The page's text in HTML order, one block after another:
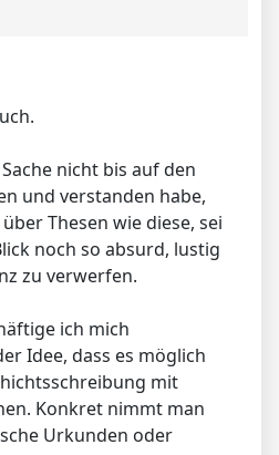
nicht bis auf den
und verstanden habe,
Thesen wie diese, sei
noch so absurd, lustig
zu verwerfen.
ich mich
Idee, dass es möglich
mit
Konkret nimmt man
Urkunden oder